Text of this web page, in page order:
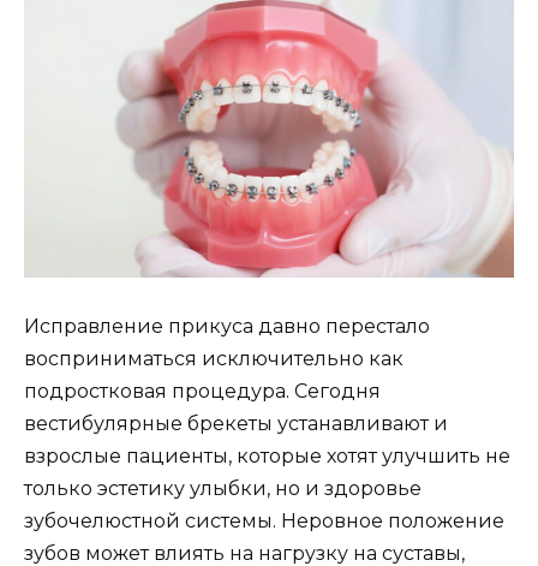
Исправление прикуса давно перестало
восприниматься исключительно как
подростковая процедура. Сегодня
вестибулярные брекеты устанавливают и
взрослые пациенты, которые хотят улучшить не
только эстетику улыбки, но и здоровье
зубочелюстной системы. Неровное положение
зубов может влиять на нагрузку на суставы,